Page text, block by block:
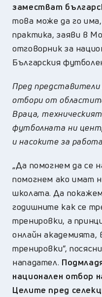
заместват
това може да го
практика, заяви в
отговорник за
Българския
Пред
отбори от
Враца,
футболната ни
и насоките за
„Да помогнем да се
помогнем ако имат
школата. Да
годишните как се
тренировки, а
онлайн академията,
тренировки”,
нападател.
национален отбор
Целите пред